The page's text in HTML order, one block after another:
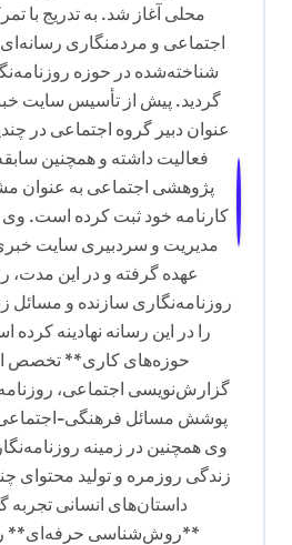
محلی آغاز شد. به تدریج با
اجتماعی و مردمنگاری
شناخته‌شده در حوزه
گردید. پیش از تأسیس سایت
عنوان دبیر گروه اجتماعی در
فعالیت داشته و همچنین
پژوهشی اجتماعی به عنوان
مدیریت و سردبیری سایت
عهده گرفته و در این مدت،
روزنامه‌نگاری سازنده و مسائل
را در این رسانه نهادینه
حوزه‌های کاری** تخصص
گزارش‌نویسی اجتماعی،
پوشش مسائل فرهنگی-
وی همچنین در زمینه
زندگی روزمره و تولید محتوای
داستان‌های انسانی تجربه
**روش‌شناسی حرفه‌ای**